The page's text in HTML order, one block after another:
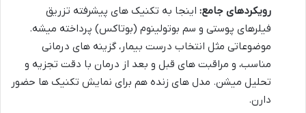
رویکردهای جامع: اینجا به تکنیک های پیشرفته تزریق
فیلرهای پوستی و سم بوتولینوم (بوتاکس) پرداخته میشه.
موضوعاتی مثل انتخاب درست بیمار، گزینه های درمانی
مناسب، و مراقبت های قبل و بعد از درمان با دقت تجزیه و
تحلیل میشن. مدل های زنده هم برای نمایش تکنیک ها حضور
دارن.